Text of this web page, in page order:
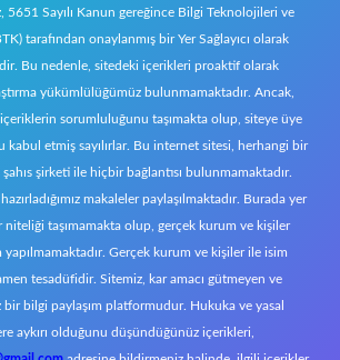
5651 Sayılı Kanun gereğince Bilgi Teknolojileri ve
tarafından onaylanmış bir Yer Sağlayıcı olarak
Bu nedenle, sitedeki içerikleri proaktif olarak
yükümlülüğümüz bulunmamaktadır. Ancak,
içeriklerin sorumluluğunu taşımakta olup, siteye üye
kabul etmiş sayılırlar. Bu internet sitesi, herhangi bir
şirketi ile hiçbir bağlantısı bulunmamaktadır.
makaleler paylaşılmaktadır. Burada yer
niteliği taşımamakta olup, gerçek kurum ve kişiler
yapılmamaktadır. Gerçek kurum ve kişiler ile isim
tesadüfidir. Sitemiz, kar amacı gütmeyen ve
bilgi paylaşım platformudur. Hukuka ve yasal
aykırı olduğunu düşündüğünüz içerikleri,